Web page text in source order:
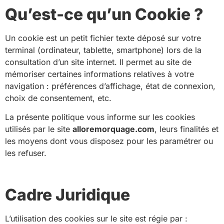
Qu’est-ce qu’un Cookie ?
Un cookie est un petit fichier texte déposé sur votre
terminal (ordinateur, tablette, smartphone) lors de la
consultation d’un site internet. Il permet au site de
mémoriser certaines informations relatives à votre
navigation : préférences d’affichage, état de connexion,
choix de consentement, etc.
La présente politique vous informe sur les cookies
utilisés par le site alloremorquage.com, leurs finalités et
les moyens dont vous disposez pour les paramétrer ou
les refuser.
Cadre Juridique
L’utilisation des cookies sur le site est régie par :